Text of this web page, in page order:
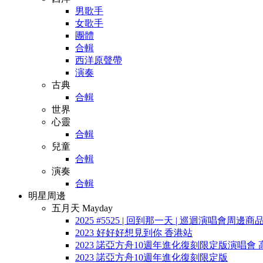
男歌手
女歌手
團體
合輯
西洋原聲帶
演奏
古典
合輯
世界
心靈
合輯
兒童
合輯
演奏
合輯
明星周邊
五月天 Mayday
2025 #5525 | 回到那一天 | 巡迴演唱會周邊商品
2023 好好好想見到你 香港站
2023 諾亞方舟10週年進化復刻限定版演唱會
2023 諾亞方舟10週年進化復刻限定版